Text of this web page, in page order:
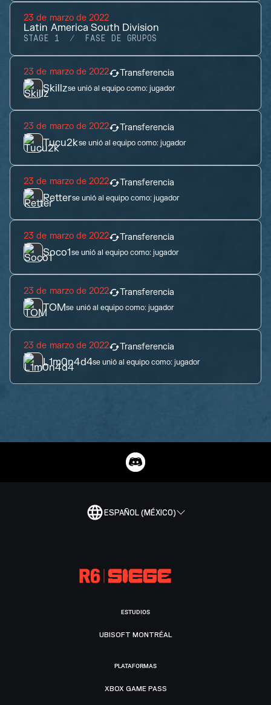
23 de marzo de 2022
Latin America South Division
STAGE 1 FASE DE GRUPOS
23 de marzo de 2022 Transferencia
Skillzse unió al equipo como:jugador
23 de marzo de 2022 Transferencia
Tucu2kse unió al equipo como:jugador
23 de marzo de 2022 Transferencia
Retterse unió al equipo como:jugador
23 de marzo de 2022 Transferencia
Soco1se unió al equipo como:jugador
23 de marzo de 2022 Transferencia
TOMse unió al equipo como:jugador
23 de marzo de 2022 Transferencia
L1m0n4d4se unió al equipo como:jugador
ESPAÑOL (MÉXICO)
ESTUDIOS
UBISOFT MONTRÉAL
PLATAFORMAS
XBOX GAME PASS